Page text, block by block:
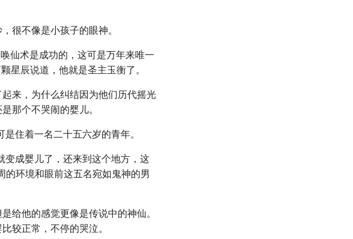
很不像是小孩子的眼神。
仙术是成功的，这可是万年来唯一
星辰说道，他就是圣主玉衡了。
来，为什么纠结因为他们历代摇光
那个不哭闹的婴儿。
住着一名二十五六岁的青年。
变成婴儿了，还来到这个地方，这
的环境和眼前这五名宛如鬼神的男
给他的感觉更像是传说中的神仙。
较正常，不停的哭泣。